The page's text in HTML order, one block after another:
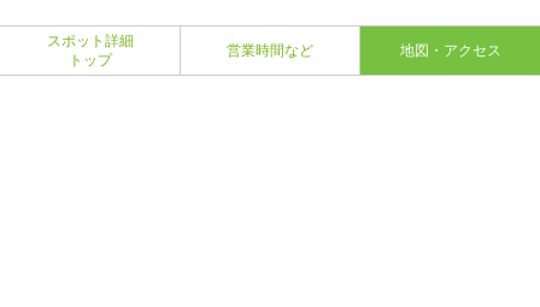
スポット詳細
トップ
営業時間など 地図・アクセス